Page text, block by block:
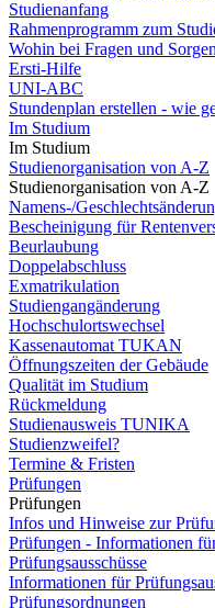
Studienanfang
Rahmenprogramm zum
Wohin bei Fragen und
Ersti-Hilfe
UNI-ABC
Stundenplan erstellen - wie
Im Studium
Im Studium
Studienorganisation von A-Z
Studienorganisation von A-Z
Namens-/
Bescheinigung für
Beurlaubung
Doppelabschluss
Exmatrikulation
Studiengangänderung
Hochschulortswechsel
Kassenautomat TUKAN
Öffnungszeiten der Gebäude
Qualität im Studium
Rückmeldung
Studienausweis TUNIKA
Studienzweifel?
Termine & Fristen
Prüfungen
Prüfungen
Infos und Hinweise zur
Prüfungen - Informationen
Prüfungsausschüsse
Informationen für
Prüfungsordnungen